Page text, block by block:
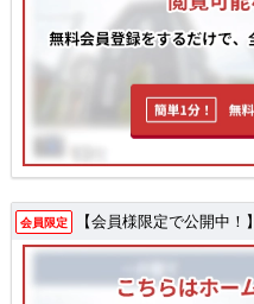
会員限定 【会員様限定で公開中！】